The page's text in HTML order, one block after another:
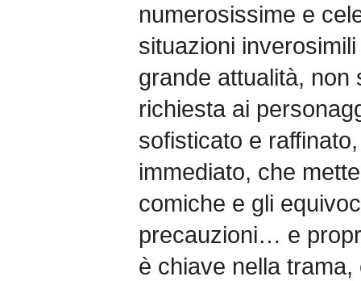
numerosissime e
situazioni
grande attualità, non
richiesta ai
sofisticato e
immediato, che
comiche e gli
precauzioni… e
è chiave nella